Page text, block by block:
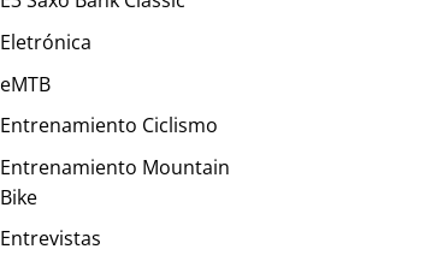
Eletrónica
eMTB
Entrenamiento Ciclismo
Entrenamiento Mountain
Bike
Entrevistas